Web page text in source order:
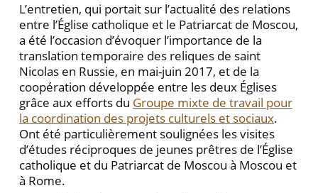
L’entretien, qui portait sur l’actualité des relations
entre l’Église catholique et le Patriarcat de Moscou,
a été l’occasion d’évoquer l’importance de la
translation temporaire des reliques de saint
Nicolas en Russie, en mai-juin 2017, et de la
coopération développée entre les deux Églises
grâce aux efforts du Groupe mixte de travail pour
la coordination des projets culturels et sociaux.
Ont été particulièrement soulignées les visites
d’études réciproques de jeunes prêtres de l’Église
catholique et du Patriarcat de Moscou à Moscou et
à Rome.